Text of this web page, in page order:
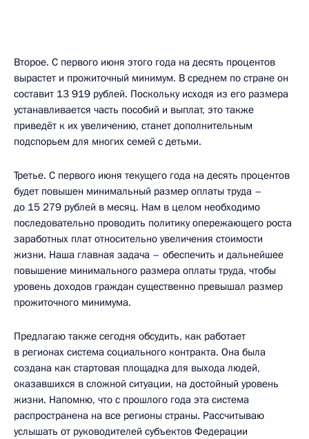
Второе. С первого июня этого года на десять процентов
вырастет и прожиточный минимум. В среднем по стране он
составит 13 919 рублей. Поскольку исходя из его размера
устанавливается часть пособий и выплат, это также
приведёт к их увеличению, станет дополнительным
подспорьем для многих семей с детьми.
Третье. С первого июня текущего года на десять процентов
будет повышен минимальный размер оплаты труда –
до 15 279 рублей в месяц. Нам в целом необходимо
последовательно проводить политику опережающего роста
заработных плат относительно увеличения стоимости
жизни. Наша главная задача – обеспечить и дальнейшее
повышение минимального размера оплаты труда, чтобы
уровень доходов граждан существенно превышал размер
прожиточного минимума.
Предлагаю также сегодня обсудить, как работает
в регионах система социального контракта. Она была
создана как стартовая площадка для выхода людей,
оказавшихся в сложной ситуации, на достойный уровень
жизни. Напомню, что с прошлого года эта система
распространена на все регионы страны. Рассчитываю
услышать от руководителей субъектов Федерации